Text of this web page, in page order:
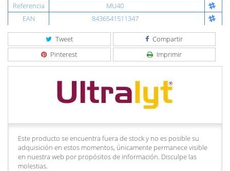
Referencia
MU40
EAN
8436541511347
Tweet
Compartir
Pinterest
Imprimir
Este producto se encuentra fuera de stock y no es posible su
adquisición en estos momentos, únicamente permanece visible
en nuestra web por propósitos de información. Disculpe las
molestias.